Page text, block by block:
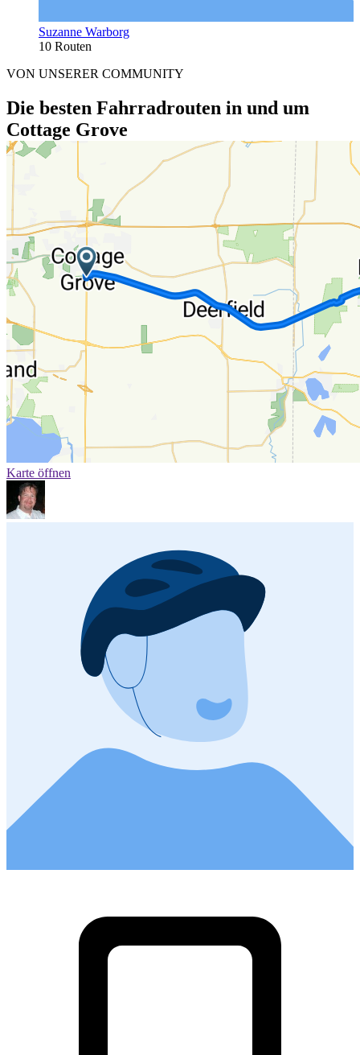
Suzanne Warborg
10 Routen
VON UNSERER COMMUNITY
Die besten Fahrradrouten in und um
Cottage Grove
Karte öffnen